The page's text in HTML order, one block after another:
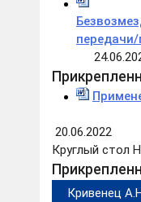
передачи/
20.06.2022
Круглый стол
Кривенец